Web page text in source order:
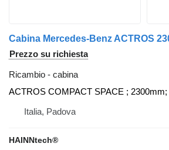
Prezzo su richiesta
Ricambio - cabina
ACTROS COMPACT SPACE ;
Italia, Padova
HAINNtech®